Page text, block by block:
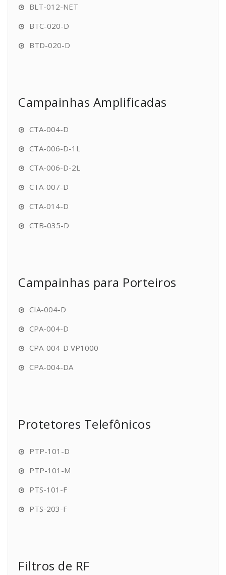
BLT-012-NET
BTC-020-D
BTD-020-D
Campainhas Amplificadas
CTA-004-D
CTA-006-D-1L
CTA-006-D-2L
CTA-007-D
CTA-014-D
CTB-035-D
Campainhas para Porteiros
CIA-004-D
CPA-004-D
CPA-004-D VP1000
CPA-004-DA
Protetores Telefônicos
PTP-101-D
PTP-101-M
PTS-101-F
PTS-203-F
Filtros de RF